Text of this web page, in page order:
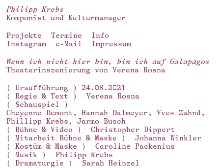
Philipp Krebs
Komponist und Kulturmanager
Projekte Termine
Info
Instagram
e-Mail Impressum
Wenn ich nicht hier bin, bin ich auf Galapagos
Theaterinszenierung von Verena Rosna
( Uraufführung ) 24.08.2021
( Regie & Text )
Verena Rosna
( Schauspiel )
Cheyenne Demont, Hannah Dalmeyer, Yves Zahnd,
Phillipp Krebs, Jarmo Busch
( Bühne & Video )
Christopher Dippert
( Mitarbeit Bühne & Maske )
Johanna Winkler
( Kostüm & Maske )
Caroline Packenius
( Musik )
Philipp Krebs
( Dramaturgie )
Sarah Heinzel